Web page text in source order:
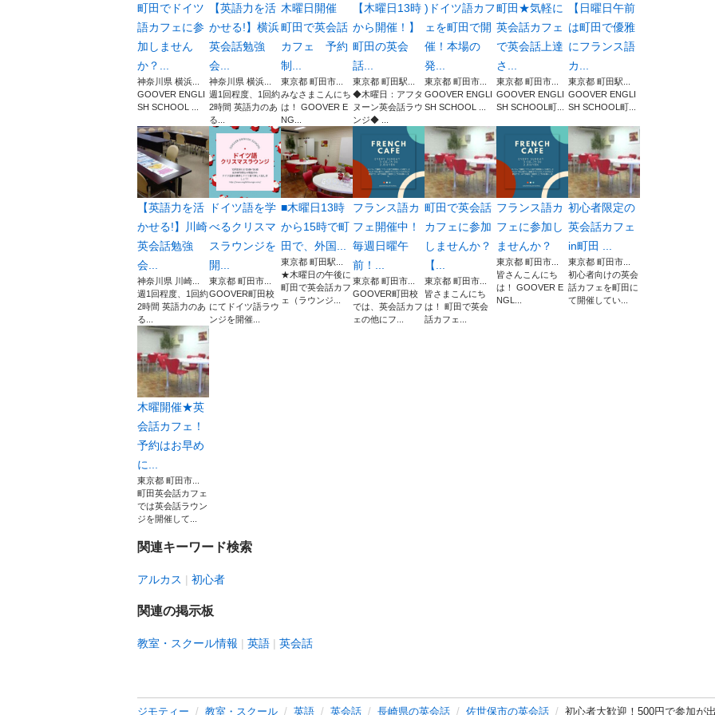
町田でドイツ
語カフェに参
加しません
か？...
神奈川県 横浜...
GOOVER ENGLI
SH SCHOOL ...
【英語力を活
かせる!】横浜
英会話勉強
会...
神奈川県 横浜...
週1回程度、1回約
2時間 英語力のあ
る...
木曜日開催
町田で英会話
カフェ 予約
制...
東京都 町田市...
みなさまこんにち
は！ GOOVER E
NG...
【木曜日13時
から開催！】
町田の英会
話...
東京都 町田駅...
◆木曜日：アフタ
ヌーン英会話ラウ
ンジ◆ ...
)ドイツ語カフ
ェを町田で開
催！本場の
発...
東京都 町田市...
GOOVER ENGLI
SH SCHOOL ...
町田★気軽に
英会話カフェ
で英会話上達
さ...
東京都 町田市...
GOOVER ENGLI
SH SCHOOL町...
【日曜日午前
は町田で優雅
にフランス語
カ...
東京都 町田駅...
GOOVER ENGLI
SH SCHOOL町...
【英語力を活
かせる!】川崎
英会話勉強
会...
神奈川県 川崎...
週1回程度、1回約
2時間 英語力のあ
る...
ドイツ語を学
べるクリスマ
スラウンジを
開...
東京都 町田市...
GOOVER町田校
にてドイツ語ラウ
ンジを開催...
■木曜日13時
から15時で町
田で、外国...
東京都 町田駅...
★木曜日の午後に
町田で英会話カフ
ェ（ラウンジ...
フランス語カ
フェ開催中！
毎週日曜午
前！...
東京都 町田市...
GOOVER町田校
では、英会話カフ
ェの他にフ...
町田で英会話
カフェに参加
しませんか？
【...
東京都 町田市...
皆さまこんにち
は！ 町田で英会
話カフェ...
フランス語カ
フェに参加し
ませんか？
東京都 町田市...
皆さんこんにち
は！ GOOVER E
NGL...
初心者限定の
英会話カフェ
in町田 ...
東京都 町田市...
初心者向けの英会
話カフェを町田に
て開催してい...
木曜開催★英
会話カフェ！
予約はお早め
に...
東京都 町田市...
町田英会話カフェ
では英会話ラウン
ジを開催して...
関連キーワード検索
アルカス 初心者
関連の掲示板
教室・スクール情報 英語 英会話
ジモティー 教室・スクール 英語 英会話 長崎県の英会話 佐世保市の英会話 初心者大歓迎！500円で参加が